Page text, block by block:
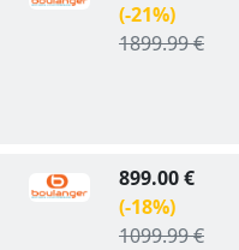
(-21%)
1899.99 €
899.00 €
(-18%)
1099.99 €